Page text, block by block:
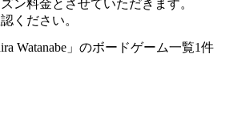
ン料金とさせていただきます。
ください。
Watanabe」のボードゲーム一覧1件